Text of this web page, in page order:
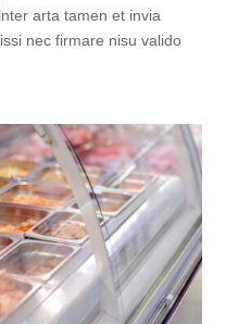
arta tamen et invia
nec firmare nisu valido